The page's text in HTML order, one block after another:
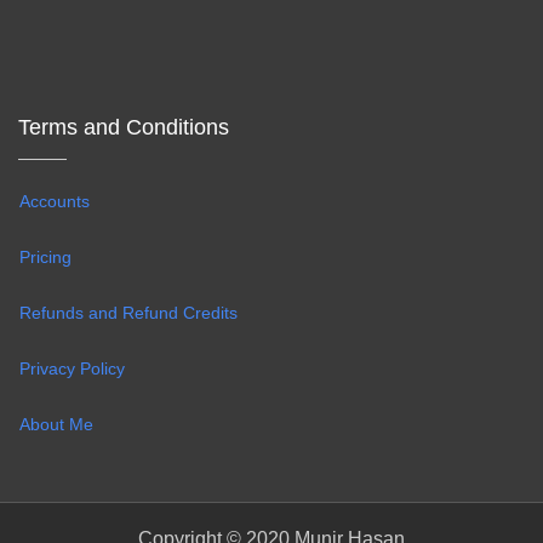
Terms and Conditions
Accounts
Pricing
Refunds and Refund Credits
Privacy Policy
About Me